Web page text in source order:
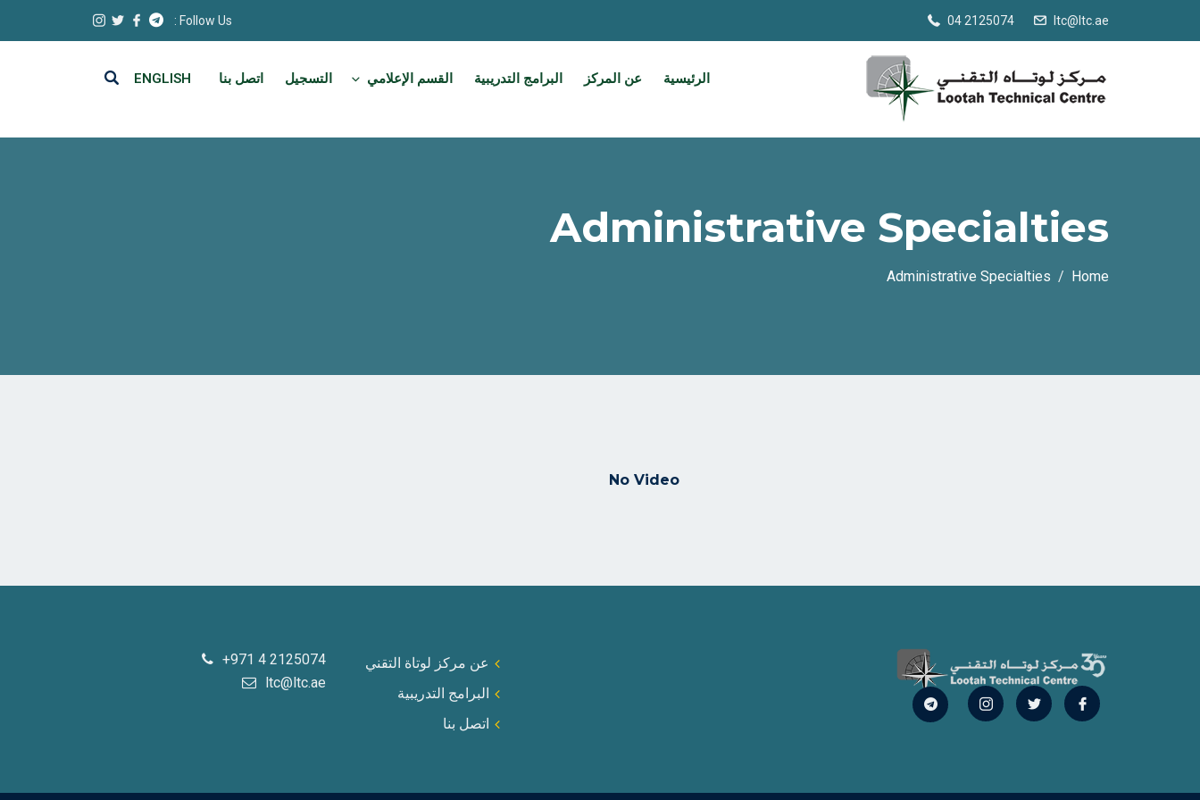
ltc@ltc.ae
04 2125074
Follow Us :
الرئيسية عن المركز البرامج التدريبية القسم الإعلامي التسجيل اتصل بنا ENGLISH
Administrative Specialties
Home
Administrative Specialties
No Video
عن مركز لوتاة التقني
البرامج التدريبية
اتصل بنا
+971 4 2125074
ltc@ltc.ae